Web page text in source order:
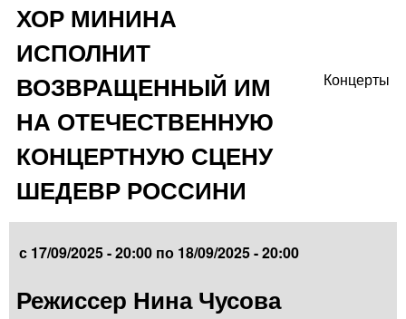
ХОР МИНИНА
ИСПОЛНИТ
ВОЗВРАЩЕННЫЙ ИМ
НА ОТЕЧЕСТВЕННУЮ
КОНЦЕРТНУЮ СЦЕНУ
ШЕДЕВР РОССИНИ
Концерты
с 17/09/2025 - 20:00 по 18/09/2025 - 20:00
Режиссер Нина Чусова